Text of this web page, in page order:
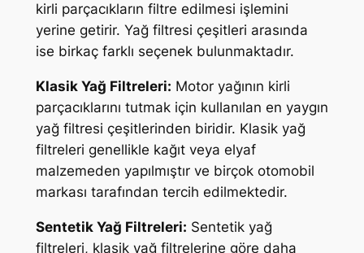
kirli parçacıkların filtre edilmesi işlemini
yerine getirir. Yağ filtresi çeşitleri arasında
ise birkaç farklı seçenek bulunmaktadır.
Klasik Yağ Filtreleri: Motor yağının kirli
parçacıklarını tutmak için kullanılan en yaygın
yağ filtresi çeşitlerinden biridir. Klasik yağ
filtreleri genellikle kağıt veya elyaf
malzemeden yapılmıştır ve birçok otomobil
markası tarafından tercih edilmektedir.
Sentetik Yağ Filtreleri: Sentetik yağ
filtreleri, klasik yağ filtrelerine göre daha